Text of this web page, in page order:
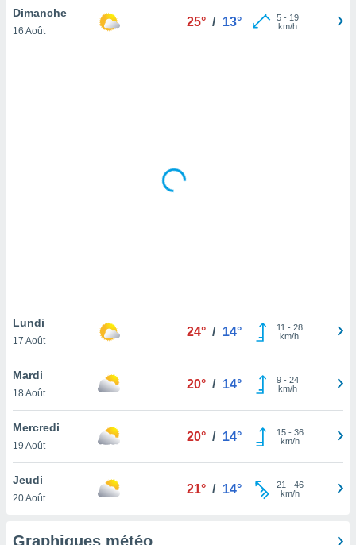
en
le
notre
que
et que
Dimanche
16 Août
25° / 13° 5- 19
km/h
Lundi
17 Août
24° / 14° 11 - 28
km/h
Mardi
18 Août
20° / 14° 9- 24
km/h
Mercredi
19 Août
20° / 14° 15- 36
km/h
Jeudi
20 Août
21° / 14° 21 - 46
km/h
Graphiques météo